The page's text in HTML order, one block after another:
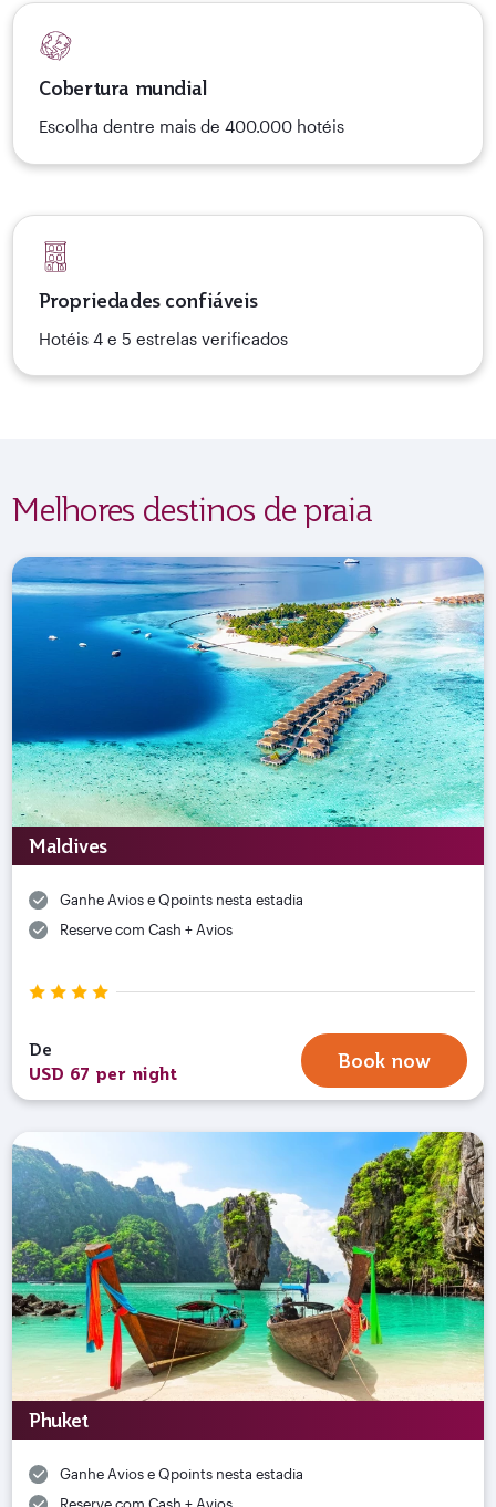
Cobertura mundial
Escolha dentre mais de 400.000 hotéis
Propriedades confiáveis
Hotéis 4 e 5 estrelas verificados
Melhores destinos de praia
Maldives
Ganhe Avios e Qpoints nesta estadia
Reserve com Cash + Avios
De
USD 67 per night
Book now
Phuket
Ganhe Avios e Qpoints nesta estadia